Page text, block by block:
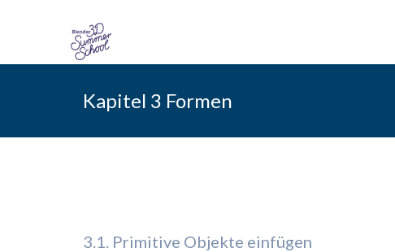
Kapitel 3 Formen
3.1. Primitive Objekte einfügen